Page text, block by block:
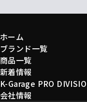
ホーム
ブランド一覧
商品一覧
新着情報
K-Garage PRO
会社情報